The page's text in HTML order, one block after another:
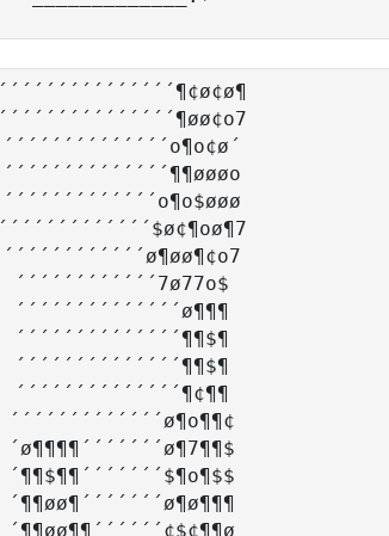
´´´´´´´´´´´´´´´¶¢ø¢ø¶
´´´´´´´´´´´´´´´¶øø¢o7
´´´´´´´´´´´´´´o¶o¢ø´
´´´´´´´´´´´´´´¶¶øøøo
´´´´´´´´´´´´´o¶o$øøø
´´´´´´´´´´´´´$ø¢¶oø¶7
´´´´´´´´´´´´ø¶øø¶¢o7
´´´´´´´´´´´´7ø77o$
´´´´´´´´´´´´´´ø¶¶¶
´´´´´´´´´´´´´´¶¶$¶
´´´´´´´´´´´´´´¶¶$¶
´´´´´´´´´´´´´´¶¢¶¶
´´´´´´´´´´´´´ø¶o¶¶¢
´ø¶¶¶¶´´´´´´´ø¶7¶¶$
´¶¶$¶¶´´´´´´´$¶o¶$$
´¶¶øø¶´´´´´´´ø¶ø¶¶¶
´¶¶øø¶¶´´´´´´¢$¢¶¶ø